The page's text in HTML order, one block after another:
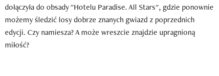
dołączyła do obsady "Hotelu Paradise. All Stars", gdzie ponownie
możemy śledzić losy dobrze znanych gwiazd z poprzednich
edycji. Czy namiesza? A może wreszcie znajdzie upragnioną
miłość?